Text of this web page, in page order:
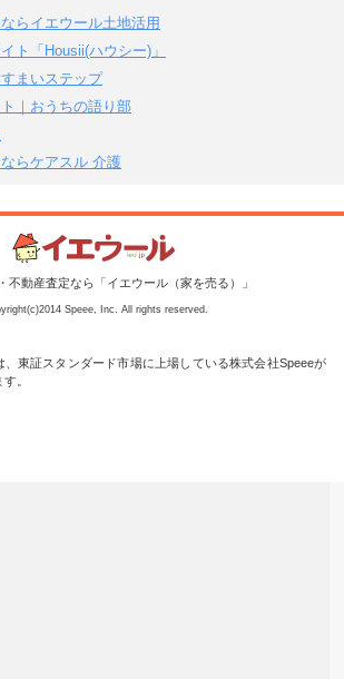
らイエウール土地活用
ト「Housii(ハウシー)」
まいステップ
｜おうちの語り部
らケアスル 介護
不動産査定なら「イエウール（家を売る）」
Speee, Inc. All rights reserved.
、東証スタンダード市場に上場している株式会社Speeeが
。